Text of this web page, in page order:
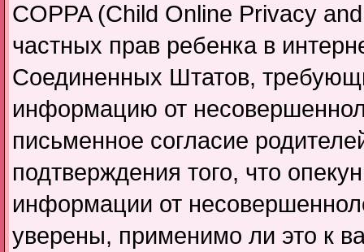
COPPA (Child Online Privacy
частных прав ребенка в
Соединенных Штатов,
информацию от
письменное согласие
подтверждения того, что
информации от
уверены, применимо ли это к